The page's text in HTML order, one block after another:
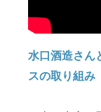
水口酒造さん
スの取り組み